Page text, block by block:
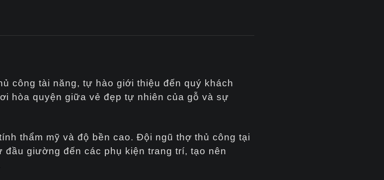
công tài năng, tự hào giới thiệu đến quý khách
hòa quyện giữa vẻ đẹp tự nhiên của gỗ và sự
thẩm mỹ và độ bền cao. Đội ngũ thợ thủ công tại
giường đến các phụ kiện trang trí, tạo nên